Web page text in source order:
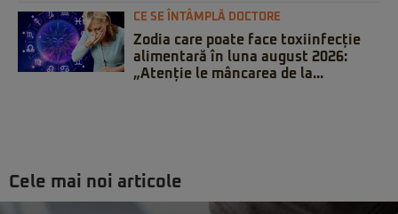
CE SE ÎNTÂMPLĂ DOCTORE
Zodia care poate face toxiinfecție
alimentară în luna august 2026:
„Atenție le mâncarea de la...
Cele mai noi articole